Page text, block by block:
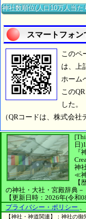
神社数順位(人口10万人当た
スマートフォ
このペ
は、上
ホーム
この
した。
（QRコードは、株式会
日
『
神
≪
【
の神社・大社・宮殿辞典－
【更新日時：2026年(令和
プライバシー・ポリシー
【神社・神道関連】：神社の